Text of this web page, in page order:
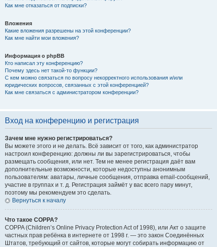
Как мне отказаться от подписки?
Вложения
Какие вложения разрешены на этой конференции?
Как мне найти мои вложения?
Информация о phpBB
Кто написал эту конференцию?
Почему здесь нет такой-то функции?
С кем можно связаться по вопросу некорректного использования и/или
юридических вопросов, связанных с этой конференцией?
Как мне связаться с администратором конференции?
Вход на конференцию и регистрация
Зачем мне нужно регистрироваться?
Вы можете этого и не делать. Всё зависит от того, как администратор
настроил конференцию: должны ли вы зарегистрироваться, чтобы
размещать сообщения, или нет. Тем не менее регистрация даёт вам
дополнительные возможности, которые недоступны анонимным
пользователям: аватары, личные сообщения, отправка email-сообщений,
участие в группах и т. д. Регистрация займёт у вас всего пару минут,
поэтому мы рекомендуем это сделать.
Вернуться к началу
Что такое COPPA?
COPPA (Children’s Online Privacy Protection Act of 1998), или Акт о защите
частных прав ребёнка в интернете от 1998 г. — это закон Соединённых
Штатов, требующий от сайтов, которые могут собирать информацию от